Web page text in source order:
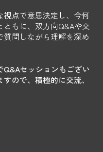
点で意思決定し、今何
ともに、双方向Q&Aや交
問しながら理解を深め
セッションもござい
ので、積極的に交流、